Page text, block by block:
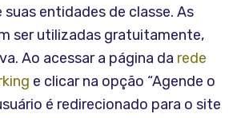
suas entidades de classe. As
ser utilizadas gratuitamente,
Ao acessar a página da rede
e clicar na opção “Agende o
é redirecionado para o site